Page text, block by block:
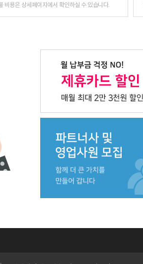
비용은 상세페이지에서 확인하실 수 있습니다.